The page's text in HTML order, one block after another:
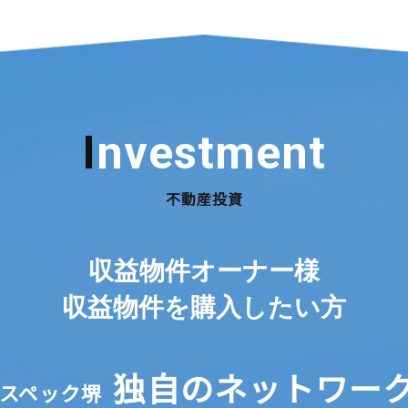
Investment
不動産投資
収益物件オーナー様
収益物件を購入したい方
ペック堺 独自のネットワー